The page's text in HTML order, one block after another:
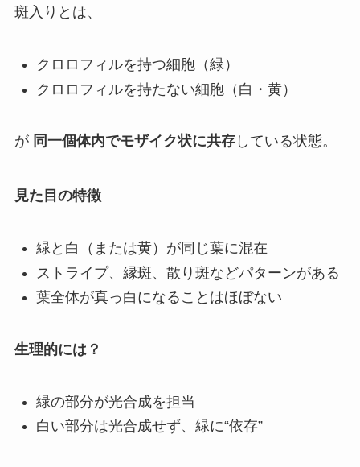
斑入りとは、
クロロフィルを持つ細胞（緑）
クロロフィルを持たない細胞（白・黄）
が 同一個体内でモザイク状に共存している状態。
見た目の特徴
緑と白（または黄）が同じ葉に混在
ストライプ、縁斑、散り斑などパターンがある
葉全体が真っ白になることはほぼない
生理的には？
緑の部分が光合成を担当
白い部分は光合成せず、緑に“依存”